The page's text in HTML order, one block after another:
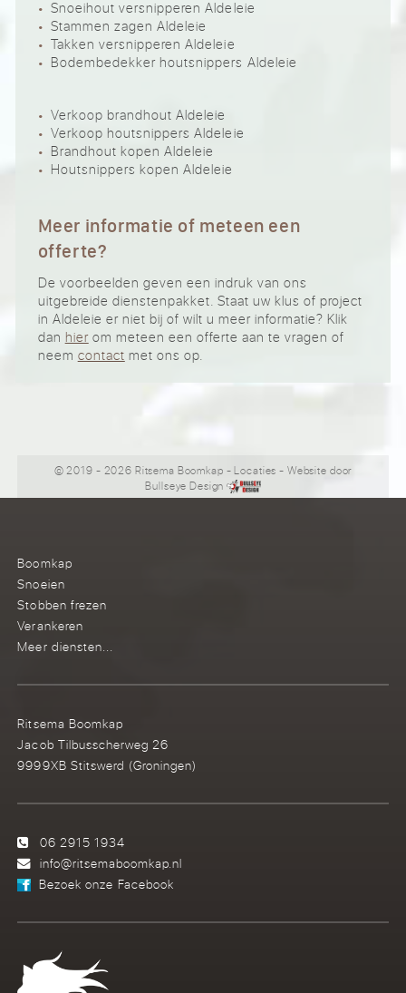
Snoeihout versnipperen Aldeleie
Stammen zagen Aldeleie
Takken versnipperen Aldeleie
Bodembedekker houtsnippers Aldeleie
Verkoop brandhout Aldeleie
Verkoop houtsnippers Aldeleie
Brandhout kopen Aldeleie
Houtsnippers kopen Aldeleie
Meer informatie of meteen een
offerte?
De voorbeelden geven een indruk van ons
uitgebreide dienstenpakket. Staat uw klus of project
in Aldeleie er niet bij of wilt u meer informatie? Klik
dan hierom meteen een offerte aan te vragen of
neem contact met ons op.
© 2019 - 2026 Ritsema Boomkap -Locaties - Website door
Bullseye Design
Boomkap
Snoeien
Stobben frezen
Verankeren
Meer diensten...
Ritsema Boomkap
Jacob Tilbusscherweg 26
9999XB Stitswerd (Groningen)
06 2915 1934
info@ritsemaboomkap.nl
Bezoek onze Facebook